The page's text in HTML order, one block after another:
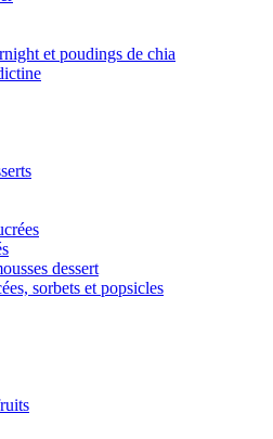
et poudings de chia
dessert
sorbets et popsicles